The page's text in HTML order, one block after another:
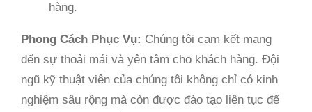
hàng.
Phong Cách Phục Vụ: Chúng tôi cam kết mang
đến sự thoải mái và yên tâm cho khách hàng. Đội
ngũ kỹ thuật viên của chúng tôi không chỉ có kinh
nghiệm sâu rộng mà còn được đào tạo liên tục để